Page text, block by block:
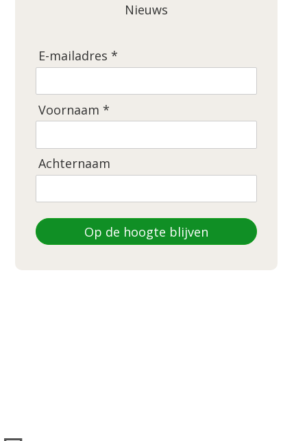
Nieuws
E-mailadres *
Voornaam *
Achternaam
Op de hoogte blijven